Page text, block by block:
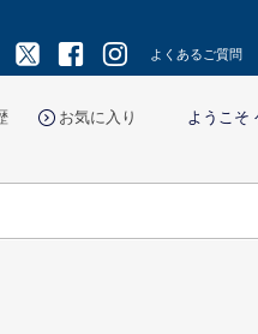
よくあるご質問
お気に入り ようこそ